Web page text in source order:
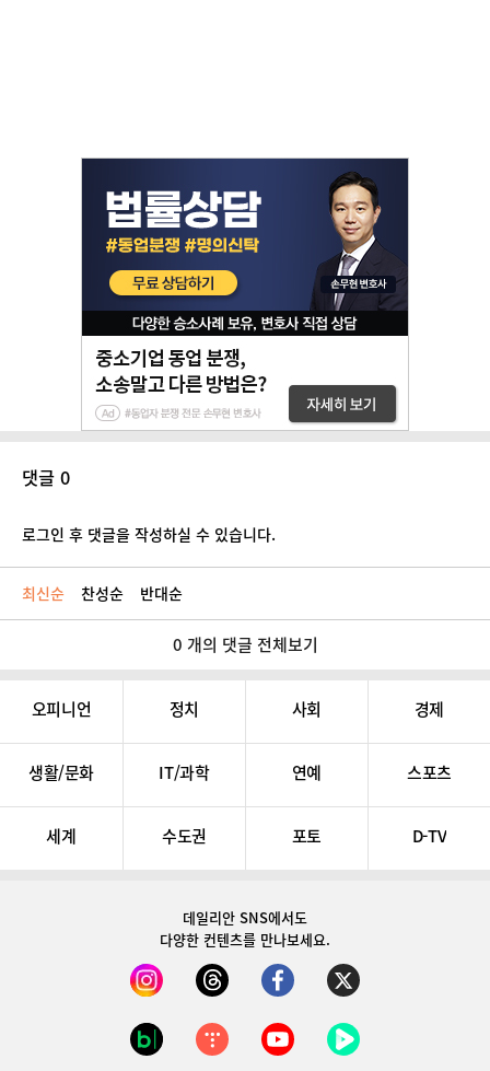
댓글 0
로그인 후 댓글을 작성하실 수 있습니다.
최신순 찬성순 반대순
0 개의 댓글 전체보기
오피니언 정치 사회 경제
생활/문화 IT/과학 연예 스포츠
세계 수도권 포토 D-TV
데일리안 SNS에서도
다양한 컨텐츠를 만나보세요.